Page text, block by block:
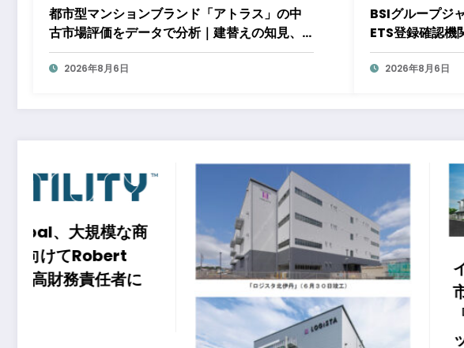
都市型マンションブランド「アトラス」の中
古市場評価をデータで分析｜建替えの知見、
都心好立地、開発思想が支えるブランド価値
2026年8月6日
BSIグループジ
ETS登録確認
ズ開始で制度対
う変わるのか
を公開中
2026年8月6日
インドネシアの東ジャ
市において戸建住宅分
『Bukit Podomoro（
ット ポドモロ）』に参